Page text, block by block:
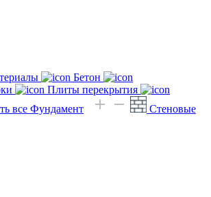
Бетон
Плиты перекрытия
все Фундамент
Стеновые